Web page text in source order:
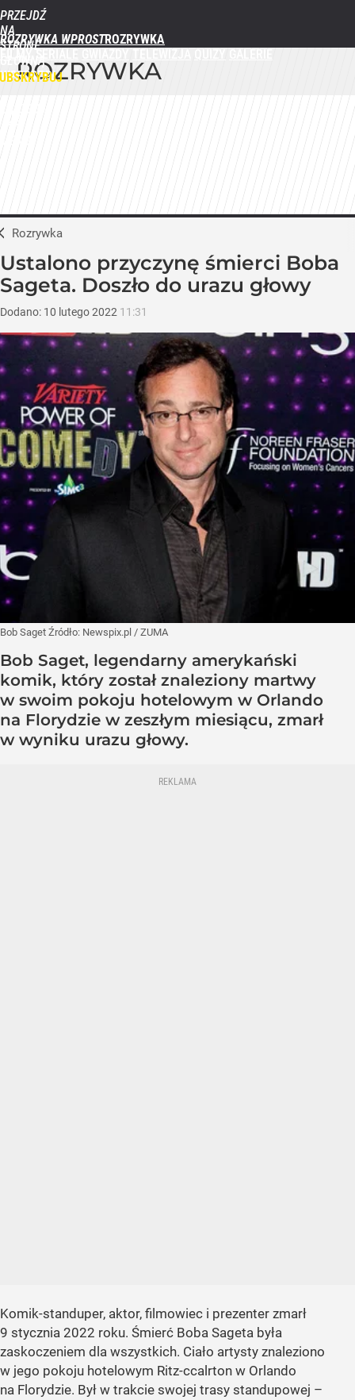
PRZEJDŹ
NA
STRONĘ
GŁÓWNĄ
WPROST.PL
ROZRYWKA WPROST
ROZRYWKA
Rozrywka
Ustalono przyczynę śmierci Boba
Sageta. Doszło do urazu głowy
Dodano: 10 lutego2022 11:31
Bob Saget Źródło: Newspix.pl / ZUMA
Bob Saget, legendarny amerykański
komik, który został znaleziony martwy
w swoim pokoju hotelowym w Orlando
na Florydzie w zeszłym miesiącu, zmarł
w wyniku urazu głowy.
Komik-standuper, aktor, filmowiec i prezenter zmarł
9 stycznia 2022 roku. Śmierć Boba Sageta była
zaskoczeniem dla wszystkich. Ciało artysty znaleziono
w jego pokoju hotelowym Ritz-ccalrton w Orlando
na Florydzie. Był w trakcie swojej trasy standupowej –